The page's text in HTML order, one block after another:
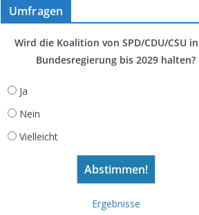
Umfragen
Wird die Koalition von SPD/CDU/CSU
Bundesregierung bis 2029 halten?
Ja
Nein
Vielleicht
Ergebnisse